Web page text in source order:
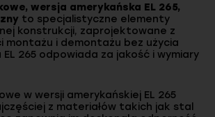
wersja amerykańska EL 265,
to specjalistyczne elementy
konstrukcji, zaprojektowane z
montażu i demontażu bez użycia
EL 265 odpowiada za jakość i wymiary
w wersji amerykańskiej EL 265
z materiałów takich jak stal